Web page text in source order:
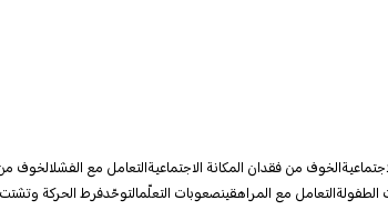
الخوف من فقدان المكانة الاجتماعية التعامل مع الفشلالخوف
الطفولة التعامل مع المراهقينصعوبات التعلّمالتوحّدفرط الحركة وتشتت